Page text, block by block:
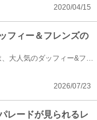
2020/04/15
フィー＆フレンズの
東京ディズニーシーのショーレストラン「ケープコッド・クックオフ」は、大人気のダッフィー&フレンズを...
2026/07/23
レードが見られるレ